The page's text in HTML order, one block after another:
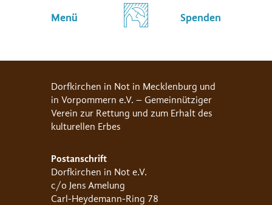
Menü Spenden
Dorfkirchen in Not in Mecklenburg und
in Vorpommern e.V. – Gemeinnütziger
Verein zur Rettung und zum Erhalt des
kulturellen Erbes
Postanschrift
Dorfkirchen in Not e.V.
c/o Jens Amelung
Carl-Heydemann-Ring 78